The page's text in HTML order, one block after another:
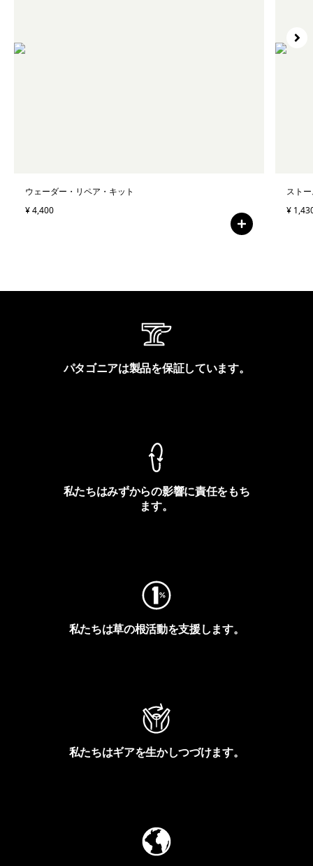
ウェーダー・リペア・キット
¥ 4,400
スト
¥
パタゴニアは製品を保証しています。
私たちはみずからの影響に責任をもち
ます。
私たちは草の根活動を支援します。
私たちはギアを生かしつづけます。